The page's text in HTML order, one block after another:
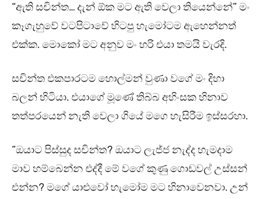
“ඇති සචින්ත… දැන් ඕක මට ඇති වෙලා තියෙන්නේ” මං
කෑගැහුවේ වටපිටාවේ හිටපු හැමෝටම ඇහෙන්නත්
එක්ක. මොකෝ මට අනුව මං හරි එයා තමයි වැරදි.
සචින්ත එකපාරටම හොල්මන් වුණා වගේ මං දිහා
බලන් හිටියා. එයාගේ මූණේ තිබ්බ අහිංසක හිනාව
තත්පරයෙන් නැති වෙලා ගියේ මගෙ හැසිරීම ඉස්සරහා.
“ඔයාට පිස්සුද සචින්ත? ඔයාට ලැජ්ජ නැද්ද හැමදාම
මාව හම්බෙන්න එද්දී මේ වගේ කුණු ගොඩවල් උස්සන්
එන්න? මගේ යාළුවෝ හැමෝම මට හිනාවෙනවා. උන්